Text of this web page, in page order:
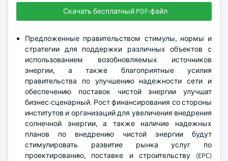
Скачать бесплатный PDF-файл
Предложенные правительством стимулы, нормы и
стратегии для поддержки различных объектов с
использованием возобновляемых источников
энергии, а также благоприятные усилия
правительства по улучшению надежности сети и
обеспечению поставок чистой энергии улучшат
бизнес-сценарный. Рост финансирования со стороны
институтов и организаций для увеличения внедрения
солнечной энергии, а также наличие надежных
планов по внедрению чистой энергии будут
стимулировать развитие рынка услуг по
проектированию, поставке и строительству (EPC)